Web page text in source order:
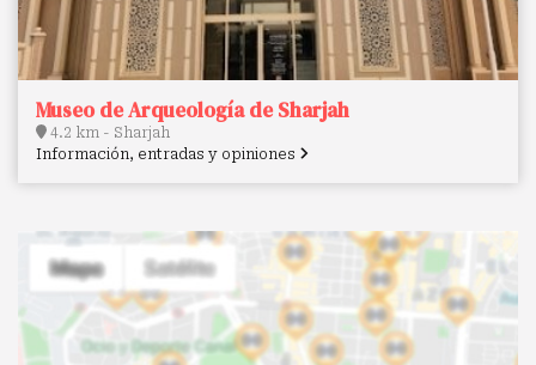
Museo de Arqueología de Sharjah
4.2 km - Sharjah
Información, entradas y opiniones